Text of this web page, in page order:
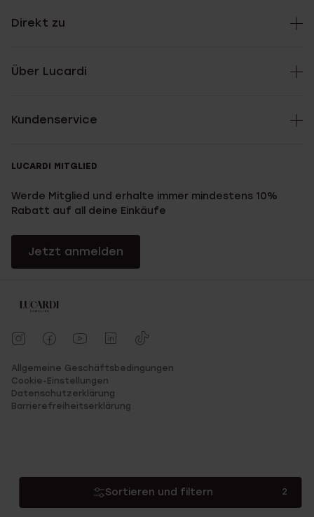
Sortieren und filtern 2
Direkt zu
Über Lucardi
Kundenservice
LUCARDI MITGLIED
Werde Mitglied und erhalte immer mindestens 10%
Rabatt auf all deine Einkäufe
Jetzt anmelden
Allgemeine Geschäftsbedingungen
Cookie-Einstellungen
Datenschutzerklärung
Barrierefreiheitserklärung